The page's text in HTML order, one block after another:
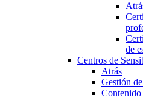
de
Centros de
Atrás
Gestión
Contenido